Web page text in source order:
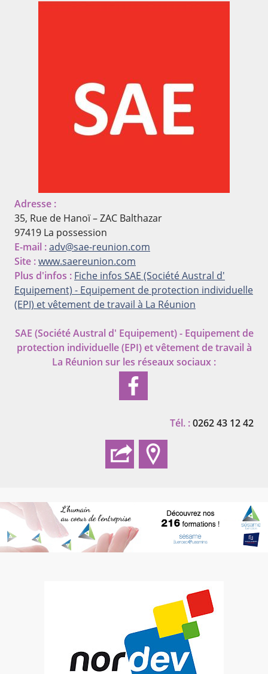
Adresse :
35, Rue de Hanoï – ZAC Balthazar
97419 La possession
E-mail :adv@sae-reunion.com
Site :www.saereunion.com
Plus d'infos : Fiche infos SAE (Société Austral d'
Equipement) - Equipement de protection individuelle
(EPI) et vêtement de travail à La Réunion
SAE (Société Austral d' Equipement) - Equipement de
protection individuelle (EPI) et vêtement de travail à
La Réunion sur les réseaux sociaux :
Tél. :0262 43 12 42